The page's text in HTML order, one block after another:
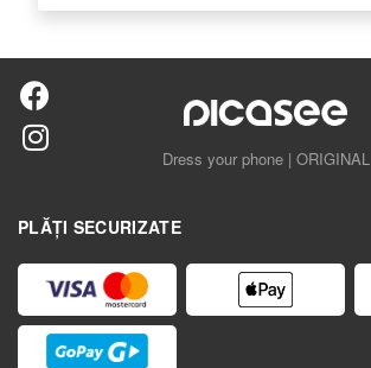
Dress your phone | ORIGINAL
PLĂȚI SECURIZATE